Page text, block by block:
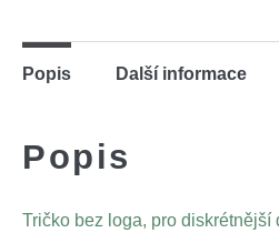
Popis Další informace
Popis
Tričko bez loga, pro diskrétnější